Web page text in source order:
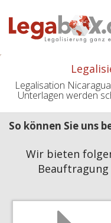
Legalisation
Unterlagen werden
So können Sie uns
Wir bieten